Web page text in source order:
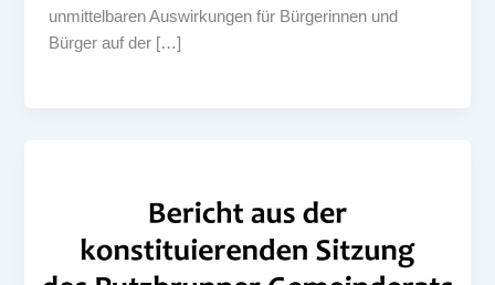
unmittelbaren Auswirkungen für Bürgerinnen und
Bürger auf der […]